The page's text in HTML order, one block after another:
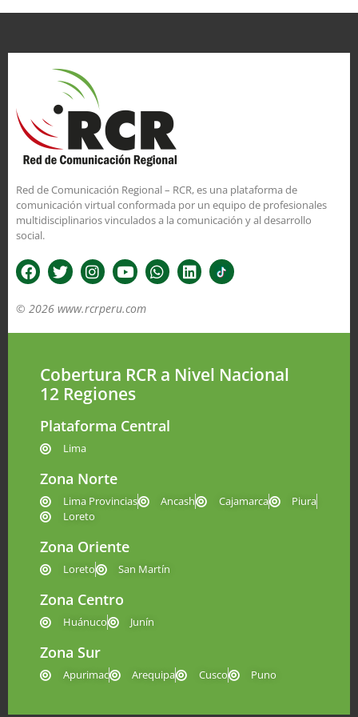
Red de Comunicación Regional – RCR, es una plataforma de
comunicación virtual conformada por un equipo de profesionales
multidisciplinarios vinculados a la comunicación y al desarrollo
social.
© 2026 www.rcrperu.com
Cobertura RCR a Nivel Nacional
12 Regiones
Plataforma Central
Lima
Zona Norte
Lima Provincias Ancash Cajamarca
Piura
Loreto
Zona Oriente
Loreto San Martín
Zona Centro
Huánuco Junín
Zona Sur
Apurimac Arequipa Cusco Puno